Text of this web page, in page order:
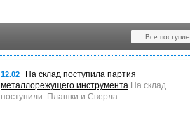
Все
12.02
На склад поступила партия
металлорежущего инструмента На склад
поступили: Плашки и Сверла